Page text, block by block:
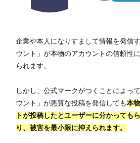
企業や本人になりすまして情報を発信
ウント」が本物のアカウントの信頼性
られます。
しかし、公式マークがつくことによっ
ウント」が悪質な投稿を発信しても本
トが投稿したとユーザーに分かっても
り、被害を最小限に抑えられます。